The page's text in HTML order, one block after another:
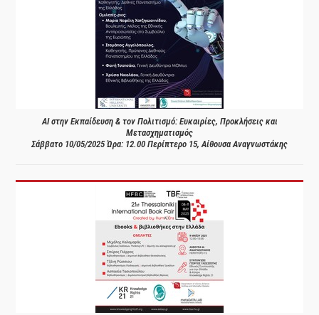
AI στην Εκπαίδευση & τον Πολιτισμό: Ευκαιρίες, Προκλήσεις και
Μετασχηματισμός
Σάββατο 10/05/2025 Ώρα: 12.00 Περίπτερο 15, Αίθουσα Αναγνωστάκης